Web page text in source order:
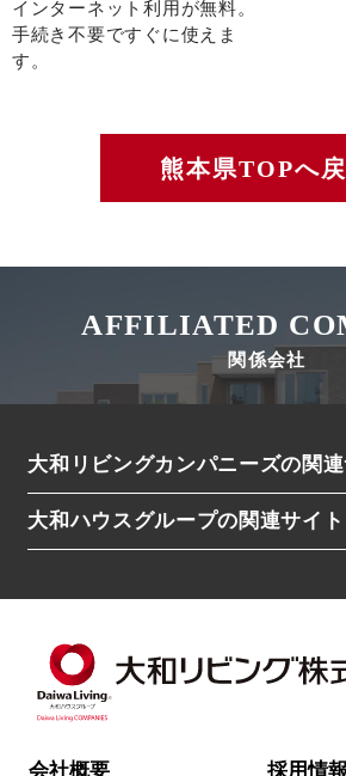
インターネット利用が無料。
手続き不要ですぐに使えま
す。
熊本県TOPへ
AFFILIATED
関係会社
大和リビングカンパニーズの関連
D-residence（高級レジデンス）
D-ROOM Share（シェアハウス）
Roygent Parks Hanoi（海外SA／ベトナ
Roygent Parks Hai Phong（海外SA／ベ
大和ハウスグループの関連サイト
会社概要 採用情報